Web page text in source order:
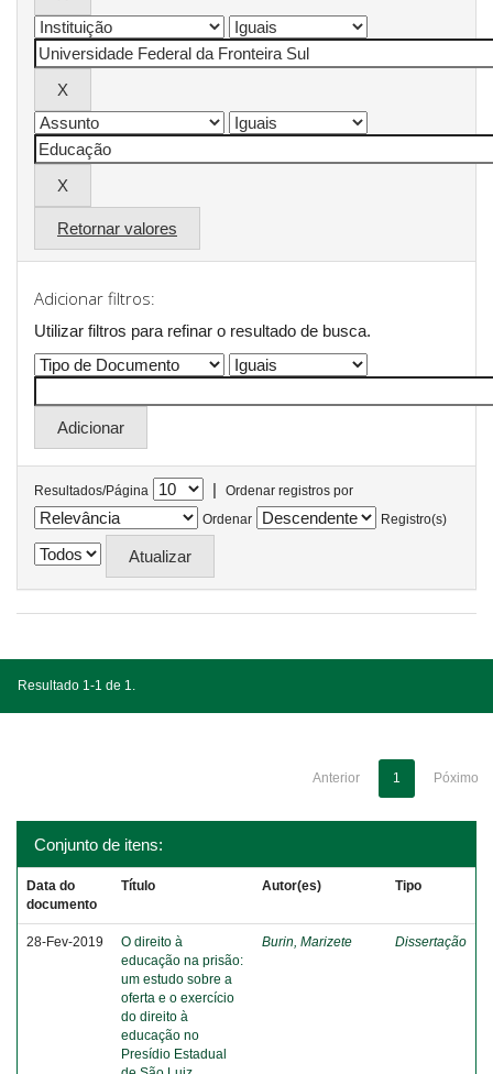
Retornar valores
Adicionar filtros:
Utilizar filtros para refinar o resultado de busca.
Resultados/Página |
Ordenar registros por
Ordenar
Registro(s)
Resultado 1-1 de 1.
Anterior 1 Póximo
Conjunto de itens:
Data do
documento
Título Autor(es) Tipo
28-Fev-2019
O direito à
educação na prisão:
um estudo sobre a
oferta e o exercício
do direito à
educação no
Presídio Estadual
Burin, Marizete Dissertação